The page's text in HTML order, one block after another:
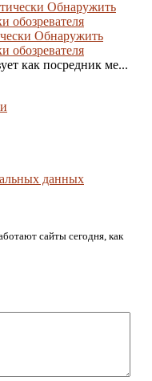
Обнаружить
обозревателя
как посредник ме...
данных
сайты сегодня, как